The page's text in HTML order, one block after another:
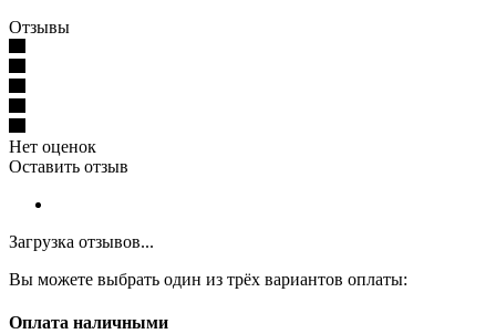
Отзывы
Нет оценок
Оставить отзыв
Загрузка отзывов...
Вы можете выбрать один из трёх вариантов оплаты:
Оплата наличными